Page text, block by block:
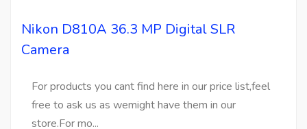
Nikon D810A 36.3 MP Digital SLR
Camera
For products you cant find here in our price list,feel
free to ask us as wemight have them in our
store.For mo...